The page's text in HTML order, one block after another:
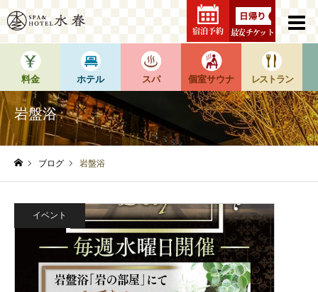
最安チケット
宿泊予約
料金 ホテル スパ 個室サウナ レストラン
岩盤浴
ブログ 岩盤浴
イベント